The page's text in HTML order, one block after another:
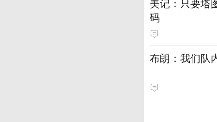
美记：只要塔
码
布朗：我们队